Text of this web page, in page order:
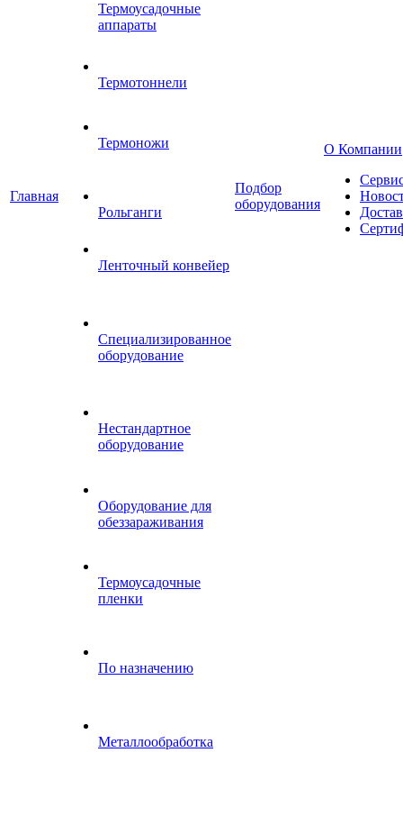
Главная
Термоусадочные
аппараты
Термотоннели
Термоножи
Рольганги
Ленточный конвейер
Специализированное
оборудование
Нестандартное
оборудование
Оборудование для
обеззараживания
Термоусадочные
пленки
По назначению
Металлообработка
Подбор
оборудования
О Компании